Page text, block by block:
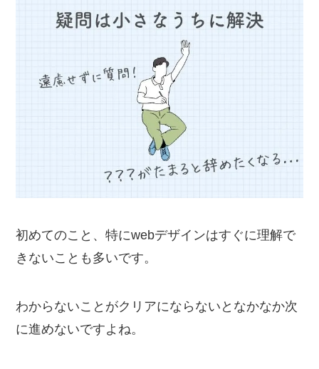
初めてのこと、特にwebデザインはすぐに理解で
きないことも多いです。
わからないことがクリアにならないとなかなか次
に進めないですよね。